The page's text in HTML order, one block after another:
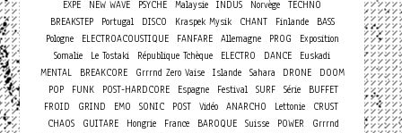
EXPE
NEW WAVE PSYCHE Malaysie INDUS Norvège TECHNO
BREAKSTEP
Portugal DISCO Kraspek Mysik CHANT Finlande
BASS
Pologne
ELECTROACOUSTIQUE FANFARE Allemagne PROG
Exposition
Somalie
Le Tostaki République Tchèque ELECTRO DANCE
Euskadi
MENTAL
BREAKCORE Grrrnd Zero Vaise Islande Sahara DRONE
DOOM
POP
FUNK POST-HARDCORE Espagne Festival SURF Série
BUFFET
FROID
GRIND EMO SONIC POST Vidéo ANARCHO Lettonie
CRUST
CHAOS
GUITARE Hongrie France BAROQUE Suisse POWER
Grrrnd